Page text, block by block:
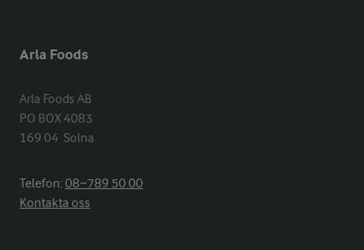
Arla Foods
Arla Foods AB
PO BOX 4083
169 04  Solna
Telefon:08−789 50 00
Kontakta oss